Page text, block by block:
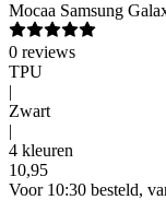
Mocaa Samsung
0 reviews
TPU
|
Zwart
|
4 kleuren
10,95
Voor 10:30 besteld,